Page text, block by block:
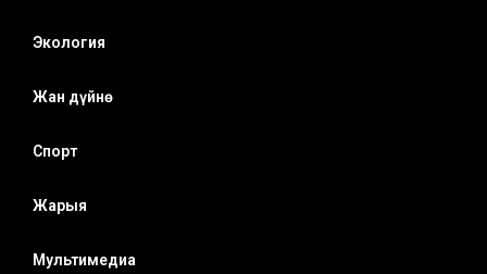
Экология
Жан дүйнө
Спорт
Жарыя
Мультимедиа